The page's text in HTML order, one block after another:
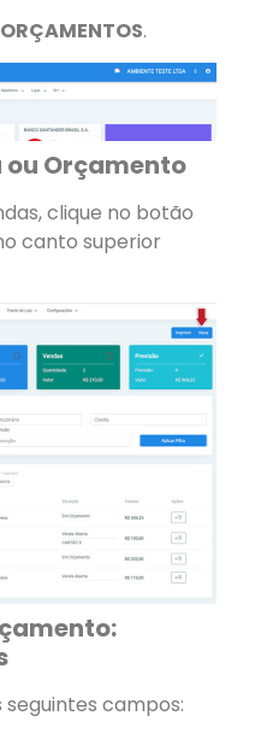
.
ou Orçamento
clique no botão
canto superior
campos: